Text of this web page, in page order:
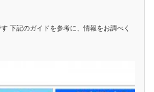
下記のガイドを参考に、情報をお調べく